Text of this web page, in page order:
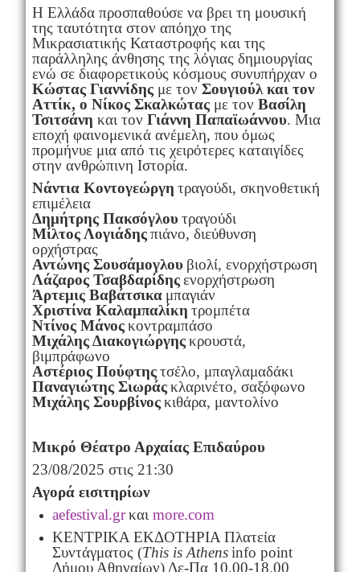
Η Ελλάδα προσπαθούσε να βρει τη μουσική
της ταυτότητα στον απόηχο της
Μικρασιατικής Καταστροφής και της
παράλληλης άνθησης της λόγιας δημιουργίας
ενώ σε διαφορετικούς κόσμους συνυπήρχαν ο
Κώστας Γιαννίδηςμε τον Σουγιούλ και τον
Αττίκ, ο Νίκος Σκαλκώταςμε τον Βασίλη
Τσιτσάνη και τον Γιάννη Παπαϊωάννου. Μια
εποχή φαινομενικά ανέμελη, που όμως
προμήνυε μια από τις χειρότερες καταιγίδες
στην ανθρώπινη Ιστορία.
Νάντια Κοντογεώργη τραγούδι, σκηνοθετική
επιμέλεια
Δημήτρης Πακσόγλουτραγούδι
Μίλτος Λογιάδηςπιάνο, διεύθυνση
ορχήστρας
Αντώνης Σουσάμογλουβιολί, ενορχήστρωση
Λάζαρος Τσαβδαρίδηςενορχήστρωση
Άρτεμις Βαβάτσικαμπαγιάν
Χριστίνα Καλαμπαλίκη τρομπέτα
Ντίνος Μάνοςκοντραμπάσο
Μιχάλης Διακογιώργηςκρουστά,
βιμπράφωνο
Αστέριος Πούφτηςτσέλο, μπαγλαμαδάκι
Παναγιώτης Σιωράςκλαρινέτο, σαξόφωνο
Μιχάλης Σουρβίνοςκιθάρα, μαντολίνο
Μικρό Θέατρο Αρχαίας Επιδαύρου
23/08/2025 στις 21:30
Αγορά εισιτηρίων
aefestival.grκαι more.com
ΚΕΝΤΡΙΚΑ ΕΚΔΟΤΗΡΙΑ Πλατεία
Συντάγματος (This is Athensinfo point
Δήμου Αθηναίων) Δε-Πα 10.00-18.00